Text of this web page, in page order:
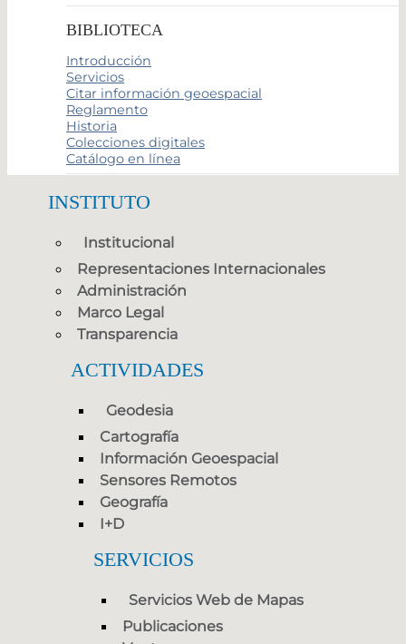
BIBLIOTECA
Introducción
Servicios
Citar información geoespacial
Reglamento
Historia
Colecciones digitales
Catálogo en línea
INSTITUTO
Institucional
Representaciones Internacionales
Administración
Marco Legal
Transparencia
ACTIVIDADES
Geodesia
Cartografía
Información Geoespacial
Sensores Remotos
Geografía
I+D
SERVICIOS
Servicios Web de Mapas
Publicaciones